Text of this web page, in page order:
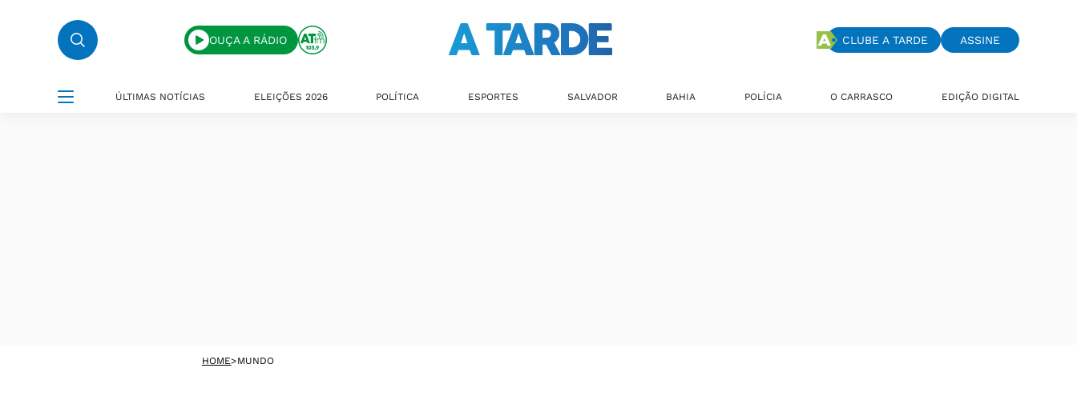
OUÇA A RÁDIO CLUBE A TARDE ASSINE
ÚLTIMAS NOTÍCIAS ELEIÇÕES 2026 POLÍTICA ESPORTES SALVADOR BAHIA POLÍCIA O CARRASCO EDIÇÃO DIGITAL
HOME>MUNDO